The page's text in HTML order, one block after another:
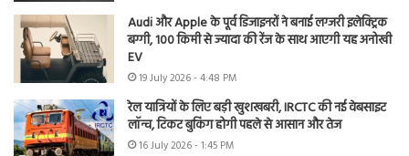
Audi और Apple के पूर्व डिजाइनरों ने बनाई लग्जरी इलेक्ट्रिक
बग्गी, 100 किमी से ज्यादा की रेंज के साथ आएगी यह अनोखी
EV
19 July 2026 - 4:48 PM
रेल यात्रियों के लिए बड़ी खुशखबरी, IRCTC की नई वेबसाइट
लॉन्च, टिकट बुकिंग होगी पहले से आसान और तेज
16 July 2026 - 1:45 PM